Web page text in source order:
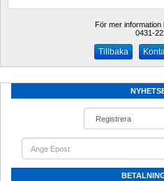
För mer
0431-